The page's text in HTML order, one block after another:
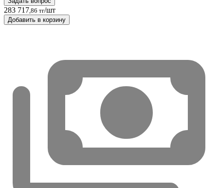
283 717,86 тг/шт
Добавить в корзину